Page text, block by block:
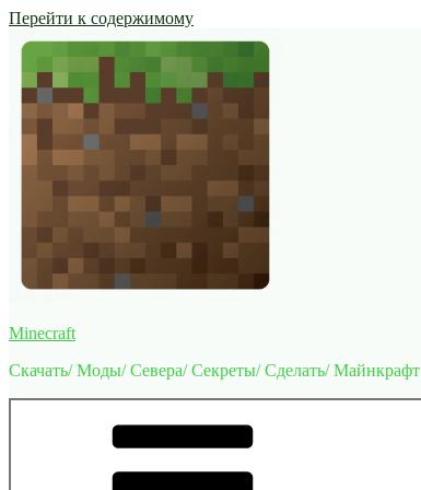
Перейти к содержимому
Minecraft
Скачать/ Моды/ Севера/ Секреты/ Сделать/ Майнкрафт